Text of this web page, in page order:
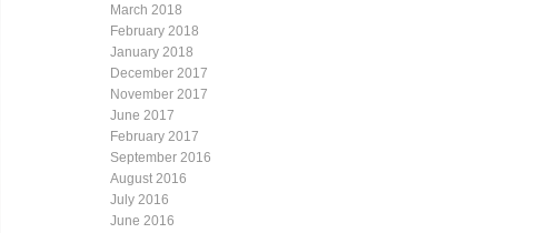
March 2018
February 2018
January 2018
December 2017
November 2017
June 2017
February 2017
September 2016
August 2016
July 2016
June 2016